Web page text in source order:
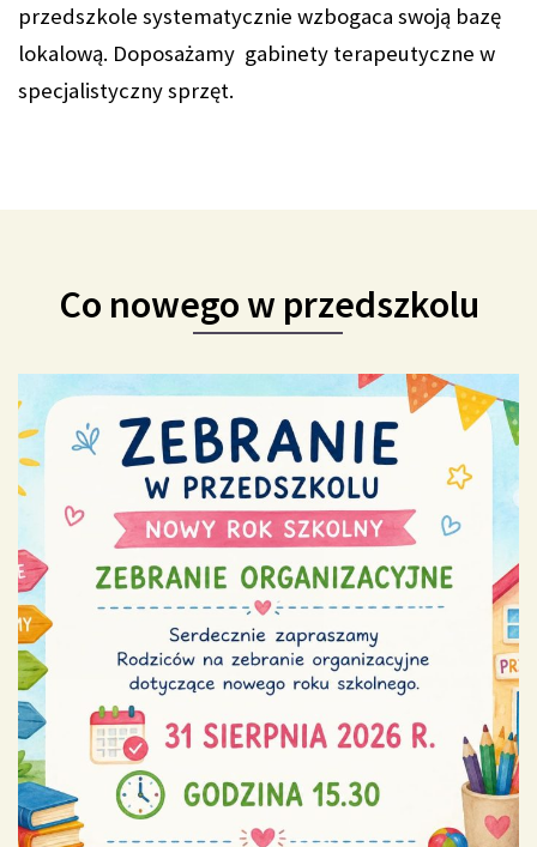
przedszkole systematycznie wzbogaca swoją bazę
lokalową. Doposażamy gabinety terapeutyczne w
specjalistyczny sprzęt.
Co nowego w przedszkolu